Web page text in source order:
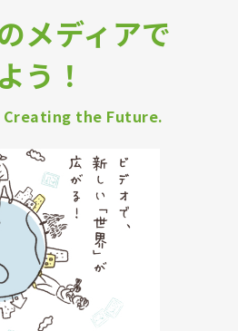
メディアで
う！
the Future.